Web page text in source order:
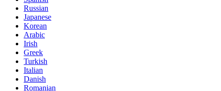
Russian
Japanese
Korean
Arabic
Irish
Greek
Turkish
Italian
Danish
Romanian